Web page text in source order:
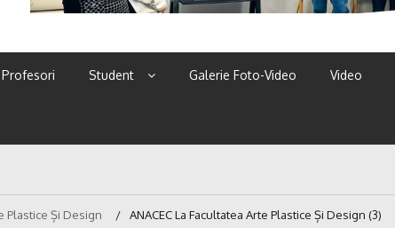
Profesori Student Galerie Foto-Video Video
Plastice Și Design ANACEC La Facultatea Arte Plastice Și Design (3)